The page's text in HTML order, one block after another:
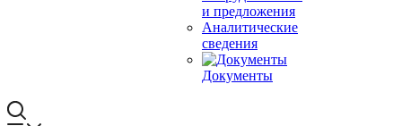
и предложения
Аналитические
сведения
Документы